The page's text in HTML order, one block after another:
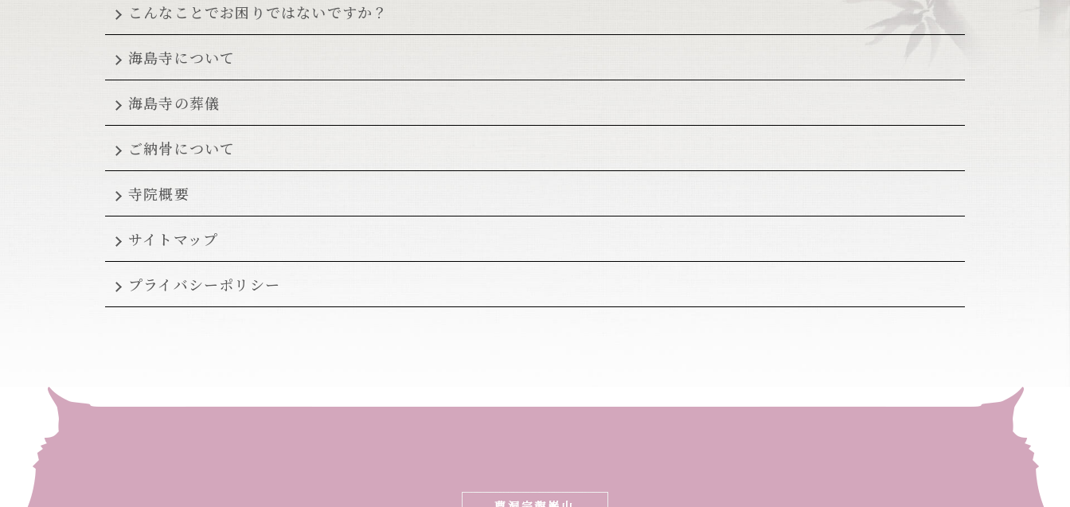
こんなことでお困りではないですか？
海島寺について
海島寺の葬儀
ご納骨について
寺院概要
サイトマップ
プライバシーポリシー